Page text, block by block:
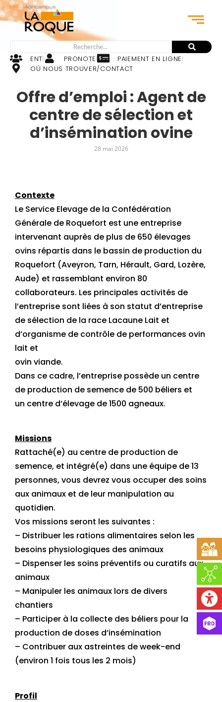
ENT PRONOTE
PAIEMENT EN LIGNE
OÙ NOUS TROUVER/CONTACT
Offre d’emploi : Agent de
centre de sélection et
d’insémination ovine
28 mai 2026
Contexte
Le Service Elevage de la Confédération
Générale de Roquefort est une entreprise
intervenant auprès de plus de 650 élevages
ovins répartis dans le bassin de production du
Roquefort (Aveyron, Tarn, Hérault, Gard, Lozère,
Aude) et rassemblant environ 80
collaborateurs. Les principales activités de
l’entreprise sont liées à son statut d’entreprise
de sélection de la race Lacaune Lait et
d’organisme de contrôle de performances ovin
lait et
ovin viande.
Dans ce cadre, l’entreprise possède un centre
de production de semence de 500 béliers et
un centre d’élevage de 1500 agneaux.
Missions
Rattaché(e) au centre de production de
semence, et intégré(e) dans une équipe de 13
personnes, vous devrez vous occuper des soins
aux animaux et de leur manipulation au
quotidien.
Vos missions seront les suivantes :
– Distribuer les rations alimentaires selon les
besoins physiologiques des animaux
– Dispenser les soins préventifs ou curatifs aux
animaux
– Manipuler les animaux lors de divers
chantiers
– Participer à la collecte des béliers pour la
production de doses d’insémination
– Contribuer aux astreintes de week-end
(environ 1 fois tous les 2 mois)
Profil